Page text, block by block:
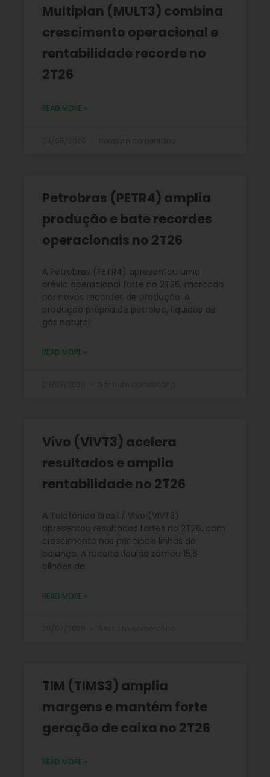
Multiplan (MULT3) combina
crescimento operacional e
rentabilidade recorde no
2T26
READ MORE »
Petrobras (PETR4) amplia
produção e bate recordes
operacionais no 2T26
A Petrobras (PETR4) apresentou uma
prévia operacional forte no 2T26, marcada
por novos recordes de produção. A
produção própria de petróleo, líquidos de
gás natural
READ MORE »
Vivo (VIVT3) acelera
resultados e amplia
rentabilidade no 2T26
A Telefônica Brasil / Vivo (VIVT3)
apresentou resultados fortes no 2T26, com
crescimento nas principais linhas do
balanço. A receita líquida somou 15,8
bilhões de
READ MORE »
TIM (TIMS3) amplia
margens e mantém forte
geração de caixa no 2T26
READ MORE »